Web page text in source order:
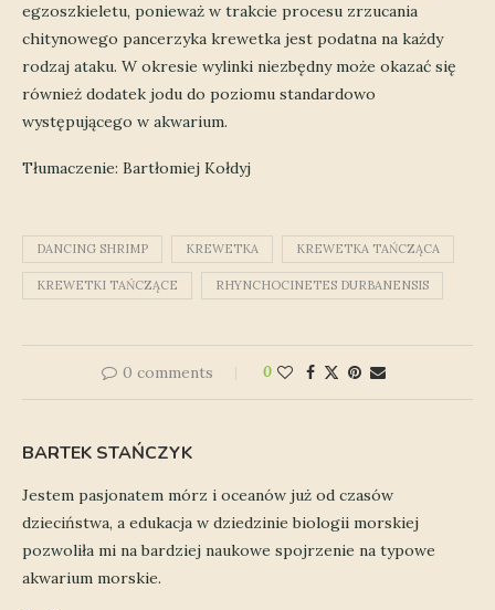
egzoszkieletu, ponieważ w trakcie procesu zrzucania
chitynowego pancerzyka krewetka jest podatna na każdy
rodzaj ataku. W okresie wylinki niezbędny może okazać się
również dodatek jodu do poziomu standardowo
występującego w akwarium.
Tłumaczenie: Bartłomiej Kołdyj
DANCING SHRIMP KREWETKA KREWETKA TAŃCZĄCA
KREWETKI TAŃCZĄCE RHYNCHOCINETES DURBANENSIS
0 comments 0
BARTEK STAŃCZYK
Jestem pasjonatem mórz i oceanów już od czasów
dzieciństwa, a edukacja w dziedzinie biologii morskiej
pozwoliła mi na bardziej naukowe spojrzenie na typowe
akwarium morskie.